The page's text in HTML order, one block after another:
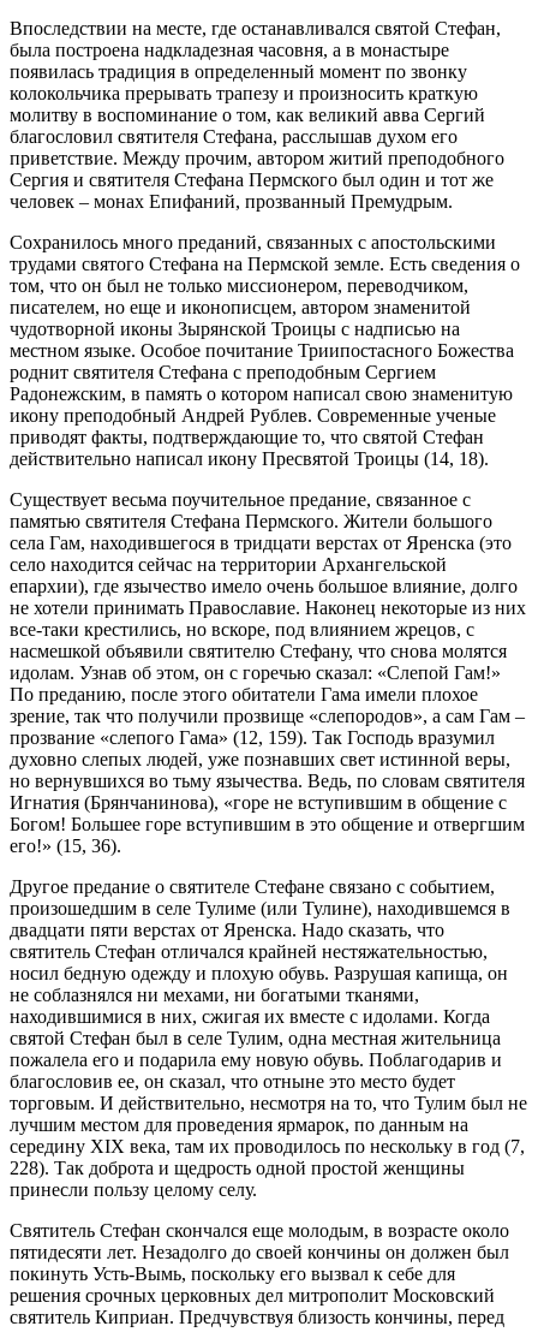
Впоследствии на месте, где останавливался святой Стефан,
была построена надкладезная часовня, а в монастыре
появилась традиция в определенный момент по звонку
колокольчика прерывать трапезу и произносить краткую
молитву в воспоминание о том, как великий авва Сергий
благословил святителя Стефана, расслышав духом его
приветствие. Между прочим, автором житий преподобного
Сергия и святителя Стефана Пермского был один и тот же
человек – монах Епифаний, прозванный Премудрым.
Сохранилось много преданий, связанных с апостольскими
трудами святого Стефана на Пермской земле. Есть сведения о
том, что он был не только миссионером, переводчиком,
писателем, но еще и иконописцем, автором знаменитой
чудотворной иконы Зырянской Троицы с надписью на
местном языке. Особое почитание Триипостасного Божества
роднит святителя Стефана с преподобным Сергием
Радонежским, в память о котором написал свою знаменитую
икону преподобный Андрей Рублев. Современные ученые
приводят факты, подтверждающие то, что святой Стефан
действительно написал икону Пресвятой Троицы (14, 18).
Существует весьма поучительное предание, связанное с
памятью святителя Стефана Пермского. Жители большого
села Гам, находившегося в тридцати верстах от Яренска (это
село находится сейчас на территории Архангельской
епархии), где язычество имело очень большое влияние, долго
не хотели принимать Православие. Наконец некоторые из них
все-таки крестились, но вскоре, под влиянием жрецов, с
насмешкой объявили святителю Стефану, что снова молятся
идолам. Узнав об этом, он с горечью сказал: «Слепой Гам!»
По преданию, после этого обитатели Гама имели плохое
зрение, так что получили прозвище «слепородов», а сам Гам –
прозвание «слепого Гама» (12, 159). Так Господь вразумил
духовно слепых людей, уже познавших свет истинной веры,
но вернувшихся во тьму язычества. Ведь, по словам святителя
Игнатия (Брянчанинова), «горе не вступившим в общение с
Богом! Большее горе вступившим в это общение и отвергшим
его!» (15, 36).
Другое предание о святителе Стефане связано с событием,
произошедшим в селе Тулиме (или Тулине), находившемся в
двадцати пяти верстах от Яренска. Надо сказать, что
святитель Стефан отличался крайней нестяжательностью,
носил бедную одежду и плохую обувь. Разрушая капища, он
не соблазнялся ни мехами, ни богатыми тканями,
находившимися в них, сжигая их вместе с идолами. Когда
святой Стефан был в селе Тулим, одна местная жительница
пожалела его и подарила ему новую обувь. Поблагодарив и
благословив ее, он сказал, что отныне это место будет
торговым. И действительно, несмотря на то, что Тулим был не
лучшим местом для проведения ярмарок, по данным на
середину ХIХ века, там их проводилось по нескольку в год (7,
228). Так доброта и щедрость одной простой женщины
принесли пользу целому селу.
Святитель Стефан скончался еще молодым, в возрасте около
пятидесяти лет. Незадолго до своей кончины он должен был
покинуть Усть-Вымь, поскольку его вызвал к себе для
решения срочных церковных дел митрополит Московский
святитель Киприан. Предчувствуя близость кончины, перед